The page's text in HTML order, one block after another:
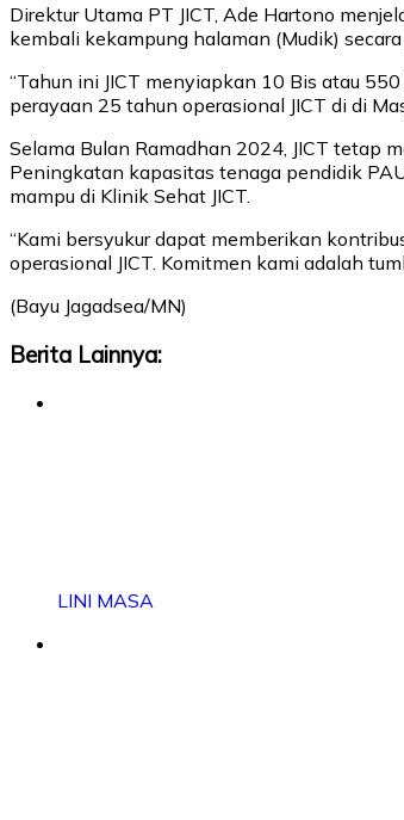
Direktur Utama PT JICT, Ade Hartono
kembali kekampung halaman (Mudik) secara
“Tahun ini JICT menyiapkan 10 Bis atau
perayaan 25 tahun operasional JICT di di
Selama Bulan Ramadhan 2024, JICT tetap
Peningkatan kapasitas tenaga pendidik
mampu di Klinik Sehat JICT.
“Kami bersyukur dapat memberikan
operasional JICT. Komitmen kami adalah
(Bayu Jagadsea/MN)
Berita Lainnya:
LINI MASA